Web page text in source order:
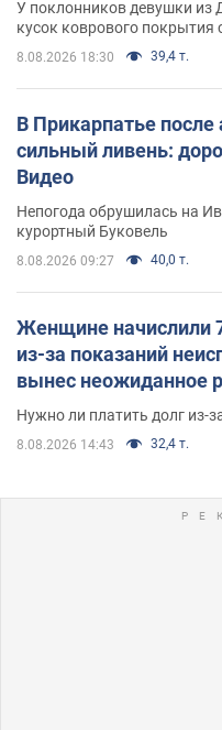
У поклонников девушки из
кусок коврового покрытия
8.08.2026 18:30 39,4 т.
В Прикарпатье
сильный ливень:
Видео
Непогода обрушилась на
курортный Буковель
8.08.2026 09:27 40,0 т.
Женщине начислили
из-за показаний
вынес неожиданное
Нужно ли платить долг из-
8.08.2026 14:43 32,4 т.